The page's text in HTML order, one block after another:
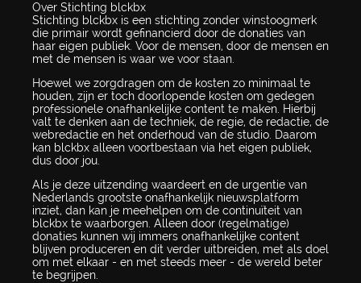
Over Stichting blckbx
Stichting blckbx is een stichting zonder winstoogmerk
die primair wordt gefinancierd door de donaties van
haar eigen publiek. Voor de mensen, door de mensen en
met de mensen is waar we voor staan.
Hoewel we zorgdragen om de kosten zo minimaal te
houden, zijn er toch doorlopende kosten om gedegen
professionele onafhankelijke content te maken. Hierbij
valt te denken aan de techniek, de regie, de redactie, de
webredactie en het onderhoud van de studio. Daarom
kan blckbx alleen voortbestaan via het eigen publiek,
dus door jou.
Als je deze uitzending waardeert en de urgentie van
Nederlands grootste onafhankelijk nieuwsplatform
inziet, dan kan je meehelpen om de continuïteit van
blckbx te waarborgen. Alleen door (regelmatige)
donaties kunnen wij immers onafhankelijke content
blijven produceren en dit verder uitbreiden, met als doel
om met elkaar - en met steeds meer - de wereld beter
te begrijpen.